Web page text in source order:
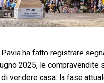
Pavia ha fatto registrare
2025, le compravendite
vendere casa: la fase